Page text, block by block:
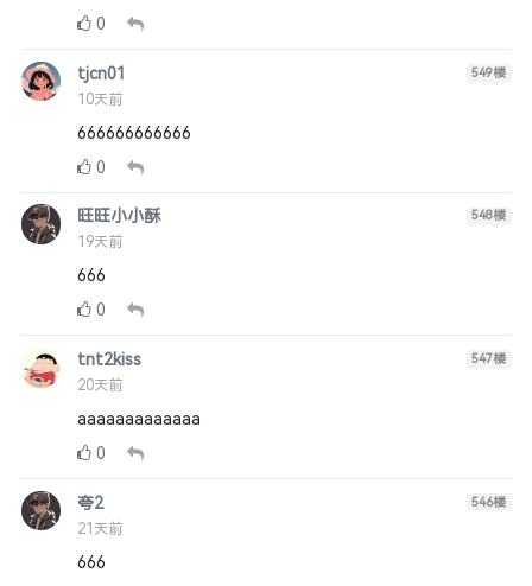
0
tjcn01
10天前
549楼
666666666666
0
旺旺小小酥
19天前
548楼
666
0
tnt2kiss
20天前
547楼
aaaaaaaaaaaaa
0
夸2
21天前
546楼
666